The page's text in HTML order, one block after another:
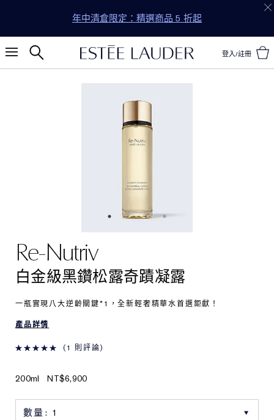
年中清倉限定：精選商品 5 折起
登入/註冊
Re-Nutriv
白金級黑鑽松露奇蹟凝露
一瓶實現八大逆齡關鍵*1，全新輕奢精華水首選鉅獻！
產品詳情
1 則評論
200mlNT$6,900